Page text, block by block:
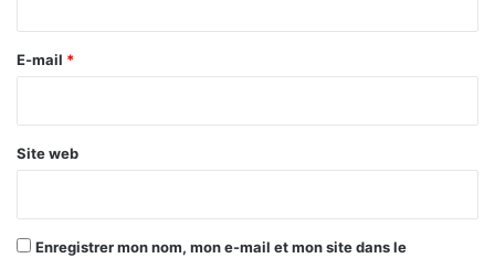
e
E-mail *
Site web
Enregistrer mon nom, mon e-mail et mon site dans le